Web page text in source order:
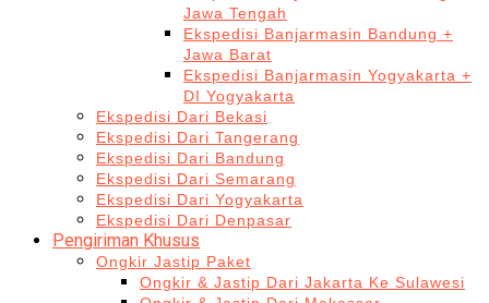
Jawa Tengah
Ekspedisi Banjarmasin Bandung +
Jawa Barat
Ekspedisi Banjarmasin Yogyakarta +
DI Yogyakarta
Ekspedisi Dari Bekasi
Ekspedisi Dari Tangerang
Ekspedisi Dari Bandung
Ekspedisi Dari Semarang
Ekspedisi Dari Yogyakarta
Ekspedisi Dari Denpasar
Pengiriman Khusus
Ongkir Jastip Paket
Ongkir & Jastip Dari Jakarta Ke Sulawesi